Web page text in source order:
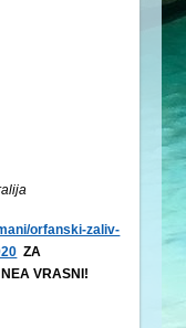
orfanski-zaliv-
ZA
VRASNI!